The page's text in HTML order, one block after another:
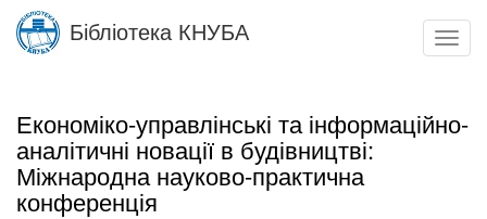
Skip
main
Бібліотека КНУБА
Економіко-управлінські та інформаційно-
аналітичні новації в будівництві:
Міжнародна науково-практична
конференція